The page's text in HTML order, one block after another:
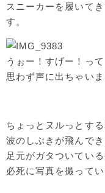
スニーカーを履いて
す。
うぉー！すげー！って
思わず声に出ちゃいま
ちょっとヌルっとす
波のしぶきが飛んでき
足元がガタついてい
必死に写真を撮ってい